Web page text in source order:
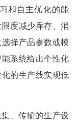
和自主优化的能
度减少库存、消
择产品参数或模
系统给出个性化
的生产线实现低
、传输的生产设